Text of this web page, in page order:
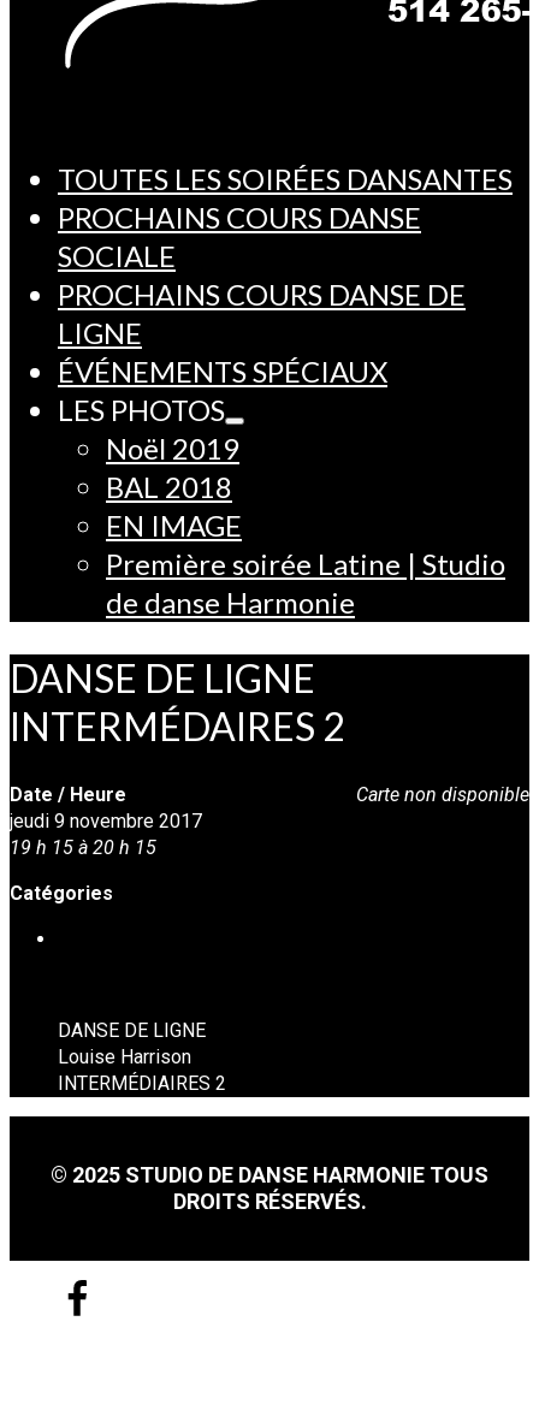
TOUTES LES SOIRÉES DANSANTES
PROCHAINS COURS DANSE
SOCIALE
PROCHAINS COURS DANSE DE
LIGNE
ÉVÉNEMENTS SPÉCIAUX
LES PHOTOS
Noël 2019
BAL 2018
EN IMAGE
Première soirée Latine | Studio
de danse Harmonie
DANSE DE LIGNE
INTERMÉDAIRES 2
Carte non disponible
Date / Heure
jeudi 9 novembre 2017
19 h 15 à 20 h 15
Catégories
DANSE DE LIGNE
Louise Harrison
INTERMÉDIAIRES 2
© 2025 STUDIO DE DANSE HARMONIE TOUS
DROITS RÉSERVÉS.